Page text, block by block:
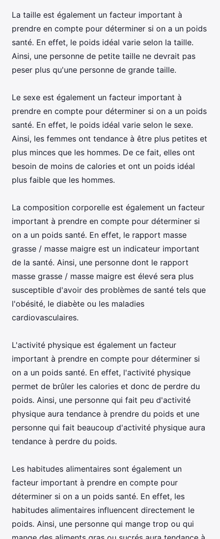
La taille est également un facteur important à
prendre en compte pour déterminer si on a un poids
santé. En effet, le poids idéal varie selon la taille.
Ainsi, une personne de petite taille ne devrait pas
peser plus qu'une personne de grande taille.
Le sexe est également un facteur important à
prendre en compte pour déterminer si on a un poids
santé. En effet, le poids idéal varie selon le sexe.
Ainsi, les femmes ont tendance à être plus petites et
plus minces que les hommes. De ce fait, elles ont
besoin de moins de calories et ont un poids idéal
plus faible que les hommes.
La composition corporelle est également un facteur
important à prendre en compte pour déterminer si
on a un poids santé. En effet, le rapport masse
grasse / masse maigre est un indicateur important
de la santé. Ainsi, une personne dont le rapport
masse grasse / masse maigre est élevé sera plus
susceptible d'avoir des problèmes de santé tels que
l'obésité, le diabète ou les maladies
cardiovasculaires.
L'activité physique est également un facteur
important à prendre en compte pour déterminer si
on a un poids santé. En effet, l'activité physique
permet de brûler les calories et donc de perdre du
poids. Ainsi, une personne qui fait peu d'activité
physique aura tendance à prendre du poids et une
personne qui fait beaucoup d'activité physique aura
tendance à perdre du poids.
Les habitudes alimentaires sont également un
facteur important à prendre en compte pour
déterminer si on a un poids santé. En effet, les
habitudes alimentaires influencent directement le
poids. Ainsi, une personne qui mange trop ou qui